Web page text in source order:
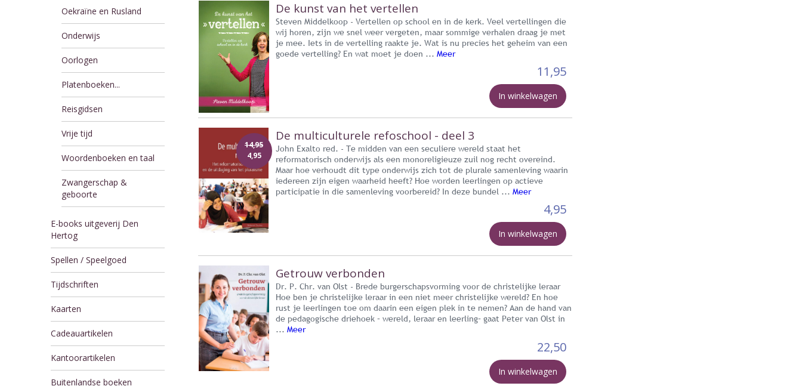
Oekraïne en Rusland
Onderwijs
Oorlogen
Platenboeken...
Reisgidsen
Vrije tijd
Woordenboeken en taal
Zwangerschap &
geboorte
E-books uitgeverij Den
Hertog
Spellen / Speelgoed
Tijdschriften
Kaarten
Cadeauartikelen
Kantoorartikelen
Buitenlandse boeken
De kunst van het vertellen
Steven Middelkoop - Vertellen op school en in de kerk. Veel vertellingen die
wij horen, zijn we snel weer vergeten, maar sommige verhalen draag je met
je mee. Iets in de vertelling raakte je. Wat is nu precies het geheim van een
goede vertelling? En wat moet je doen ... Meer
11,95
In winkelwagen
14,95
4,95
De multiculturele refoschool - deel 3
John Exalto red. - Te midden van een seculiere wereld staat het
reformatorisch onderwijs als een monoreligieuze zuil nog recht overeind.
Maar hoe verhoudt dit type onderwijs zich tot de plurale samenleving waarin
iedereen zijn eigen waarheid heeft? Hoe worden leerlingen op actieve
participatie in die samenleving voorbereid? In deze bundel ... Meer
4,95
In winkelwagen
Getrouw verbonden
Dr. P. Chr. van Olst - Brede burgerschapsvorming voor de christelijke leraar
Hoe ben je christelijke leraar in een niet meer christelijke wereld? En hoe
rust je leerlingen toe om daarin een eigen plek in te nemen? Aan de hand van
de pedagogische driehoek – wereld, leraar en leerling– gaat Peter van Olst in
... Meer
22,50
In winkelwagen